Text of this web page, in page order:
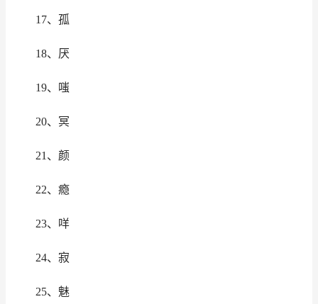
17、孤
18、厌
19、嗤
20、冥
21、颜
22、瘾
23、咩
24、寂
25、魅